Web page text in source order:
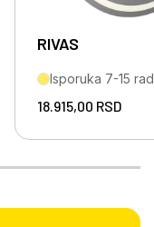
RIVAS
Isporuka 7-15
18.915,00 RSD